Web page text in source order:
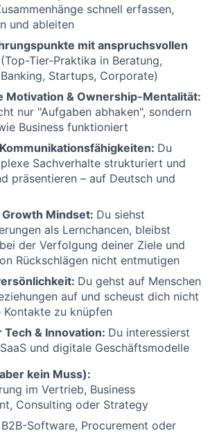
schnell erfassen,
und ableiten
mit anspruchsvollen
(Top-Tier-Praktika in Beratung,
Startups, Corporate)
Motivation & Ownership-Mentalität:
nur "Aufgaben abhaken", sondern
Business funktioniert
Du
Sachverhalte strukturiert und
präsentieren – auf Deutsch und
Growth Mindset: Du siehst
als Lernchancen, bleibst
der Verfolgung deiner Ziele und
Rückschlägen nicht entmutigen
Du gehst auf Menschen
auf und scheust dich nicht
Kontakte zu knüpfen
Tech & Innovation: Du interessierst
und digitale Geschäftsmodelle
kein Muss):
im Vertrieb, Business
Consulting oder Strategy
Software, Procurement oder